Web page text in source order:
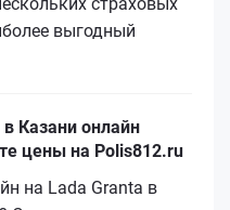
выгодный
Казани онлайн
цены на Polis812.ru
на Lada Granta в